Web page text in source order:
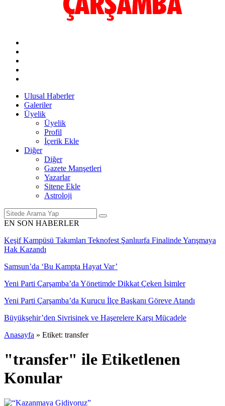
Ulusal Haberler
Galeriler
Üyelik
Üyelik
Profil
İçerik Ekle
Diğer
Diğer
Gazete Manşetleri
Yazarlar
Sitene Ekle
Astroloji
EN SON HABERLER
Anasayfa » Etiket: transfer
"transfer" ile Etiketlenen
Konular